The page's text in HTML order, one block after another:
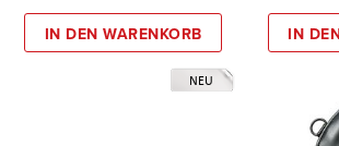
IN DEN WARENKORB IN
NEU